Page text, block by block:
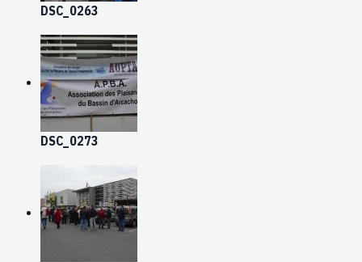
DSC_0263
DSC_0273